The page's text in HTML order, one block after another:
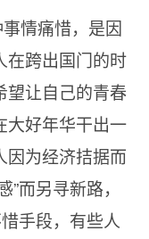
情痛惜，是因
在跨出国门的时
望让自己的青春
大好年华干出一
因为经济拮据而
而另寻新路，
手段，有些人